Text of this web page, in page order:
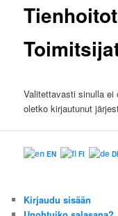
Valitettavasti sinulla ei
oletko kirjautunut
EN FI
Kirjaudu sisään